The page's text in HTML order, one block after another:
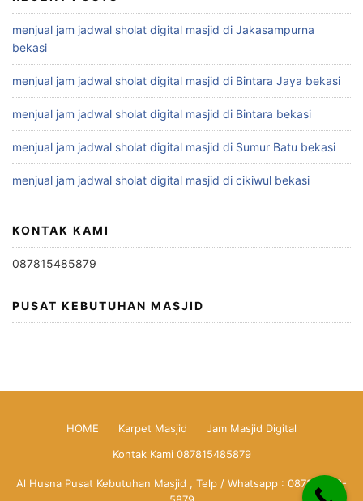
menjual jam jadwal sholat digital masjid di Jakasampurna
bekasi
menjual jam jadwal sholat digital masjid di Bintara Jaya bekasi
menjual jam jadwal sholat digital masjid di Bintara bekasi
menjual jam jadwal sholat digital masjid di Sumur Batu bekasi
menjual jam jadwal sholat digital masjid di cikiwul bekasi
KONTAK KAMI
087815485879
PUSAT KEBUTUHAN MASJID
HOME Karpet Masjid
Jam Masjid Digital
Kontak Kami 087815485879
Al Husna Pusat Kebutuhan Masjid , Telp / Whatsapp : 0878-1548-